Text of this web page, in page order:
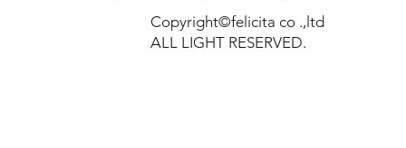
Copyright©felicita co .,ltd
ALL LIGHT RESERVED.